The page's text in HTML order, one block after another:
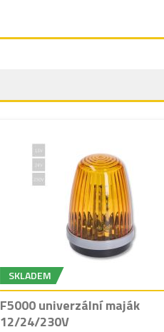
SKLADEM
F5000 univerzální maják
12/24/230V